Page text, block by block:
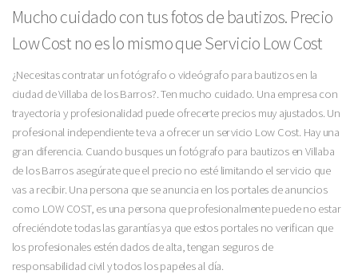
Mucho cuidado con tus fotos de bautizos. Precio
Low Cost no es lo mismo que Servicio Low Cost
¿Necesitas contratar un fotógrafo o videógrafo para bautizos en la
ciudad de Villaba de los Barros?. Ten mucho cuidado. Una empresa con
trayectoria y profesionalidad puede ofrecerte precios muy ajustados. Un
profesional independiente te va a ofrecer un servicio Low Cost. Hay una
gran diferencia. Cuando busques un fotógrafo para bautizos en Villaba
de los Barros asegúrate que el precio no esté limitando el servicio que
vas a recibir. Una persona que se anuncia en los portales de anuncios
como LOW COST, es una persona que profesionalmente puede no estar
ofreciéndote todas las garantías ya que estos portales no verifican que
los profesionales estén dados de alta, tengan seguros de
responsabilidad civil y todos los papeles al día.